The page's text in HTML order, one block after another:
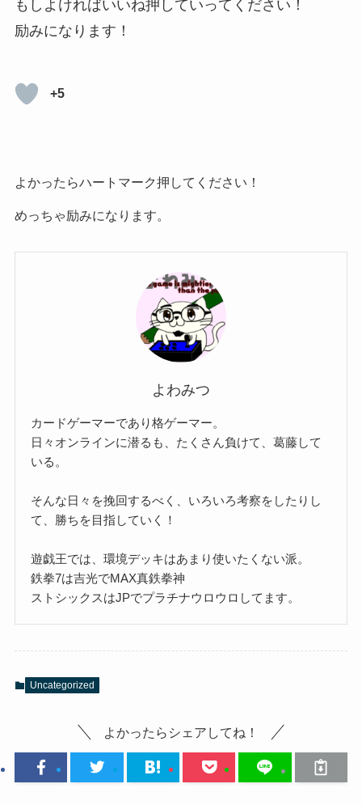
もしよければいいね押していってください！
励みになります！
+5
よかったらハートマーク押してください！
めっちゃ励みになります。
よわみつ
カードゲーマーであり格ゲーマー。
日々オンラインに潜るも、たくさん負けて、葛藤して
いる。
そんな日々を挽回するべく、いろいろ考察をしたりし
て、勝ちを目指していく！
遊戯王では、環境デッキはあまり使いたくない派。
鉄拳7は吉光でMAX真鉄拳神
ストシックスはJPでプラチナウロウロしてます。
Uncategorized
よかったらシェアしてね！